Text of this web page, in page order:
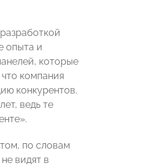
опыта и
которые
компания
конкурентов.
ведь те
по словам
видят в